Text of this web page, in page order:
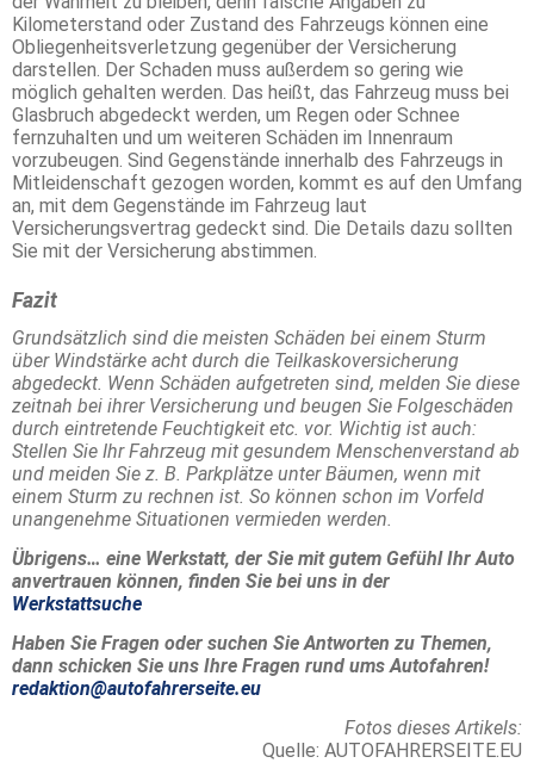
Kilometerstand oder Zustand des Fahrzeugs können eine
Obliegenheitsverletzung gegenüber der Versicherung
darstellen. Der Schaden muss außerdem so gering wie
möglich gehalten werden. Das heißt, das Fahrzeug muss bei
Glasbruch abgedeckt werden, um Regen oder Schnee
fernzuhalten und um weiteren Schäden im Innenraum
vorzubeugen. Sind Gegenstände innerhalb des Fahrzeugs in
Mitleidenschaft gezogen worden, kommt es auf den Umfang
an, mit dem Gegenstände im Fahrzeug laut
Versicherungsvertrag gedeckt sind. Die Details dazu sollten
Sie mit der Versicherung abstimmen.
Fazit
Grundsätzlich sind die meisten Schäden bei einem Sturm
über Windstärke acht durch die Teilkaskoversicherung
abgedeckt. Wenn Schäden aufgetreten sind, melden Sie diese
zeitnah bei ihrer Versicherung und beugen Sie Folgeschäden
durch eintretende Feuchtigkeit etc. vor. Wichtig ist auch:
Stellen Sie Ihr Fahrzeug mit gesundem Menschenverstand ab
und meiden Sie z. B. Parkplätze unter Bäumen, wenn mit
einem Sturm zu rechnen ist. So können schon im Vorfeld
unangenehme Situationen vermieden werden.
Übrigens… eine Werkstatt, der Sie mit gutem Gefühl Ihr Auto
anvertrauen können, finden Sie bei uns in der
Werkstattsuche
Haben Sie Fragen oder suchen Sie Antworten zu Themen,
dann schicken Sie uns Ihre Fragen rund ums Autofahren!
redaktion@autofahrerseite.eu
Fotos dieses Artikels:
Quelle: AUTOFAHRERSEITE.EU